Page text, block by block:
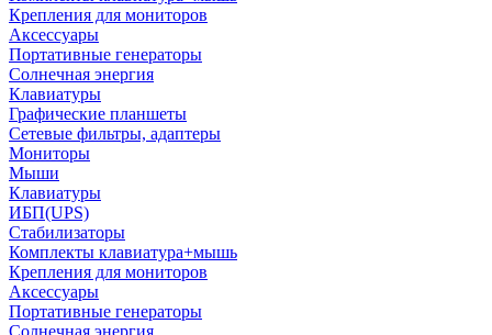
Крепления для мониторов
Аксессуары
Портативные генераторы
Солнечная энергия
Клавиатуры
Графические планшеты
Сетевые фильтры, адаптеры
Мониторы
Мыши
Клавиатуры
ИБП(UPS)
Стабилизаторы
Комплекты клавиатура+мышь
Крепления для мониторов
Аксессуары
Портативные генераторы
Солнечная энергия